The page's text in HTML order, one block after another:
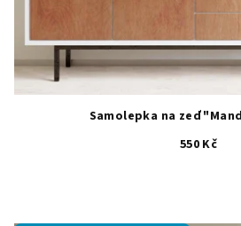
Samolepka na zeď
550 Kč